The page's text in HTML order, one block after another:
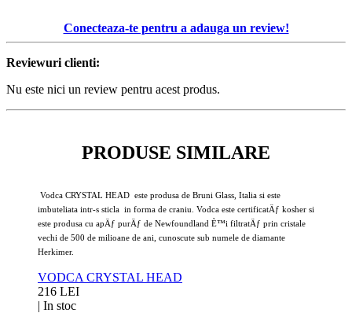
Conecteaza-te pentru a adauga un review!
Reviewuri clienti:
Nu este nici un review pentru acest produs.
PRODUSE SIMILARE
Vodca CRYSTAL HEAD este produsa de Bruni Glass, Italia si este
imbuteliata intr-s sticla in forma de craniu. Vodca este certificatÄƒ kosher si
este produsa cu apÄƒ purÄƒ de Newfoundland È™i filtratÄƒ prin cristale
vechi de 500 de milioane de ani, cunoscute sub numele de diamante
Herkimer.
VODCA CRYSTAL HEAD
216 LEI
| In stoc